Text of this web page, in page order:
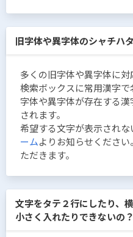
旧字体や異字体のシャチハ
多くの旧字体や異字体に対
検索ボックスに常用漢字
字体や異字体が存在する
されます。
希望する文字が表示されな
ームよりお知らせくださ
ただきます。
文字をタテ２行にしたり、
小さく入れたりできないの？